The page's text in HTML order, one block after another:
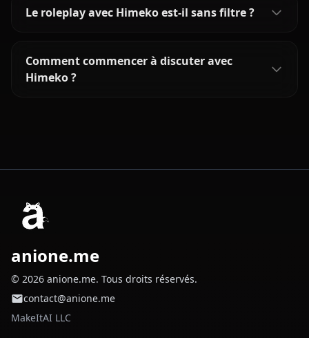
Le roleplay avec Himeko est-il sans filtre ?
Comment commencer à discuter avec
Himeko ?
anione.me
© 2026 anione.me. Tous droits réservés.
contact@anione.me
MakeItAI LLC